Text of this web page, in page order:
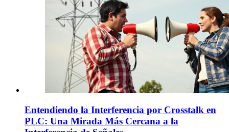
Entendiendo la Interferencia por Crosstalk en
PLC: Una Mirada Más Cercana a la